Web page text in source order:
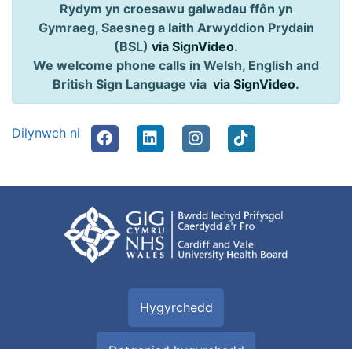
Rydym yn croesawu galwadau ffôn yn
Gymraeg, Saesneg a Iaith Arwyddion Prydain
(BSL) via SignVideo.
We welcome phone calls in Welsh, English and
British Sign Language via via SignVideo.
Dilynwch ni
Hygyrchedd